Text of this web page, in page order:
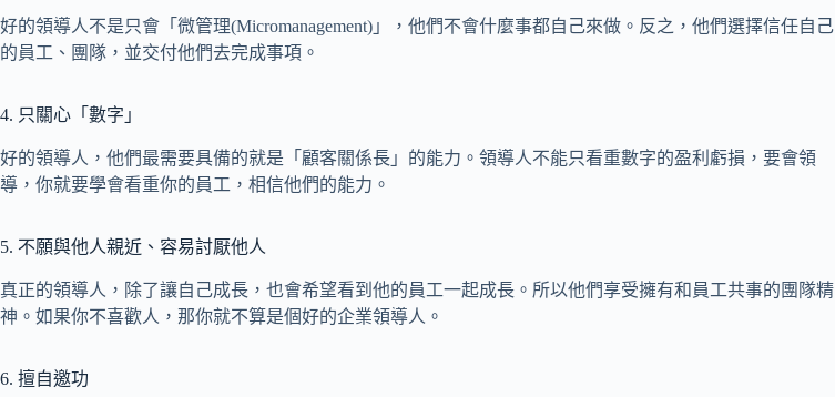
好的領導人不是只會「微管理(Micromanagement)」，他們不會什麼事都自己來做。反之，他們選擇信任自己
的員工、團隊，並交付他們去完成事項。
4. 只關心「數字」
好的領導人，他們最需要具備的就是「顧客關係長」的能力。領導人不能只看重數字的盈利虧損，要會領
導，你就要學會看重你的員工，相信他們的能力。
5. 不願與他人親近、容易討厭他人
真正的領導人，除了讓自己成長，也會希望看到他的員工一起成長。所以他們享受擁有和員工共事的團隊精
神。如果你不喜歡人，那你就不算是個好的企業領導人。
6. 擅自邀功